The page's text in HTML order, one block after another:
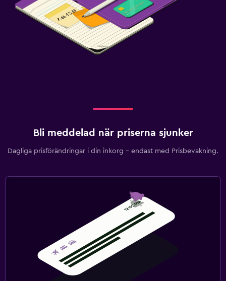
Bli meddelad när priserna sjunker
Dagliga prisförändringar i din inkorg – endast med Prisbevakning.